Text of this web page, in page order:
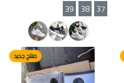
37
38
39
منتج جديد